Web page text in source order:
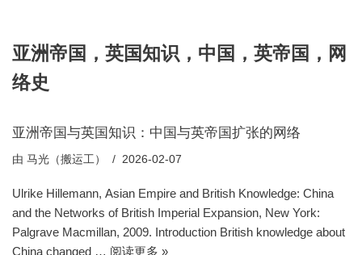
亚洲帝国，英国知识，中国，英帝国，网
络史
亚洲帝国与英国知识：中国与英帝国扩张的网络
由 马光（搬运工） 2026-02-07
Ulrike Hillemann, Asian Empire and British Knowledge: China
and the Networks of British Imperial Expansion, New York:
Palgrave Macmillan, 2009. Introduction British knowledge about
China changed … 阅读更多 »